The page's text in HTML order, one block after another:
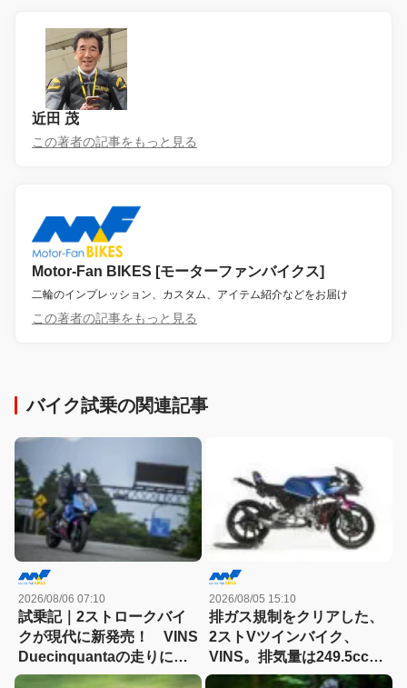
近田 茂
この著者の記事をもっと見る
Motor-Fan BIKES [モーターファンバイクス]
二輪のインプレッション、カスタム、アイテム紹介などをお届け
この著者の記事をもっと見る
バイク試乗の関連記事
2026/08/06 07:10
試乗記｜2ストロークバイ
クが現代に新発売！ VINS
Duecinquantaの走りに大
感動
2026/08/05 15:10
排ガス規制をクリアした、
2ストVツインバイク、
VINS。排気量は249.5cc、
83HPを絞り出す。そのエ